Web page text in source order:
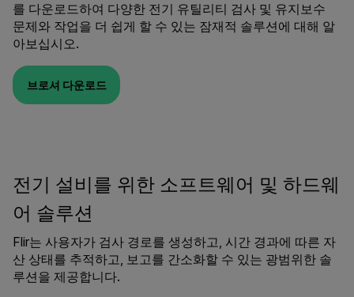
를 다운로드하여 다양한 전기 유틸리티 검사 및 유지보수
문제와 작업을 더 쉽게 할 수 있는 잠재적 솔루션에 대해 알
아보십시오.
브로셔 다운로드
전기 설비를 위한 소프트웨어 및 하드웨
어 솔루션
Flir는 사용자가 검사 경로를 생성하고, 시간 경과에 따른 자
산 상태를 추적하고, 보고를 간소화할 수 있는 광범위한 솔
루션을 제공합니다.